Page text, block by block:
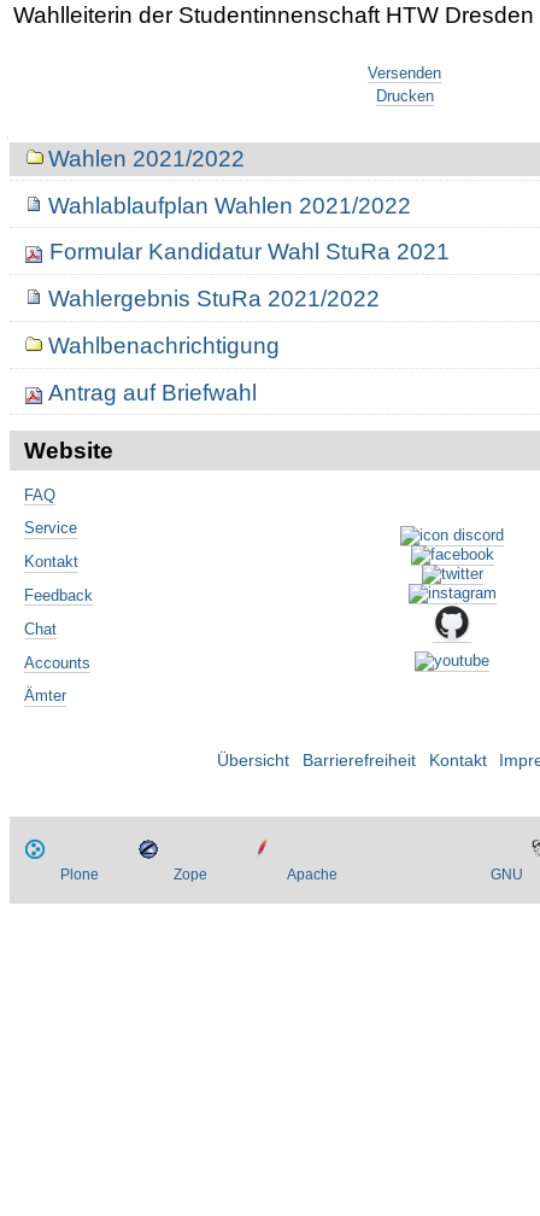
Wahlleiterin der Studentinnenschaft HTW Dresden
Versenden
Drucken
NavigationWahlen 2021/2022
Wahlablaufplan Wahlen 2021/2022
Formular Kandidatur Wahl StuRa 2021
Wahlergebnis StuRa 2021/2022
Wahlbenachrichtigung
Antrag auf Briefwahl
Website
FAQ
Service
Kontakt
Feedback
Chat
Accounts
Ämter
Übersicht Barrierefreiheit Kontakt
Plone Zope Apache GNU